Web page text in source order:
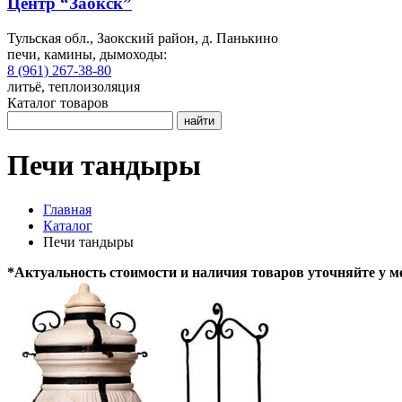
Тульская обл., Заокский район, д. Панькино
печи, камины, дымоходы:
8 (961) 267-38-80
литьё, теплоизоляция
Каталог товаров
найти
Печи тандыры
Главная
Каталог
Печи тандыры
*Актуальность стоимости и наличия товаров уточняйте у